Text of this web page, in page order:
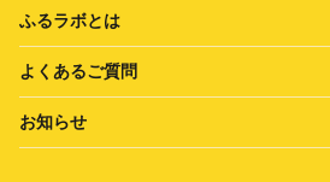
ふるラボとは
よくあるご質問
お知らせ